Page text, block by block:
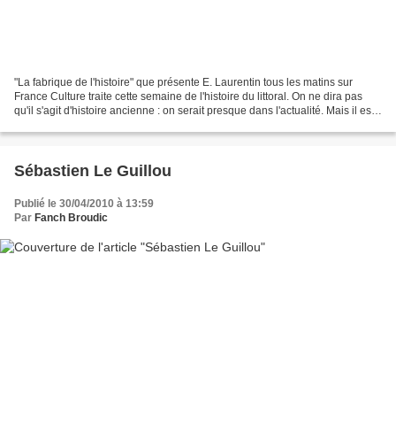
"La fabrique de l'histoire" que présente E. Laurentin tous les matins sur
France Culture traite cette semaine de l'histoire du littoral. On ne dira pas
qu'il s'agit d'histoire ancienne : on serait presque dans l'actualité. Mais il est
Sébastien Le Guillou
Publié le 30/04/2010 à 13:59
Par Fanch Broudic